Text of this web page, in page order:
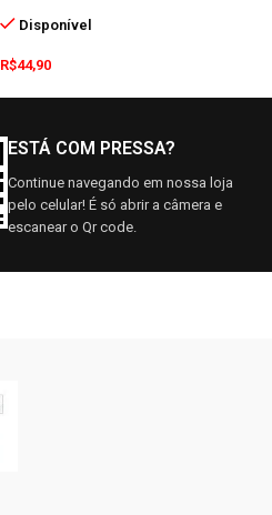
Disponível
R$44,90
ESTÁ COM PRESSA?
Continue navegando em nossa loja
pelo celular! É só abrir a câmera e
escanear o Qr code.